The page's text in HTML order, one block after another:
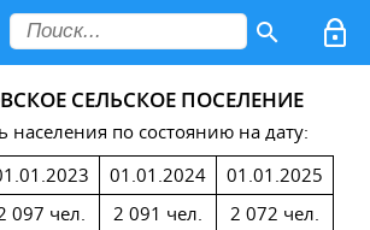
СЕЛЬСКОЕ ПОСЕЛЕНИЕ
населения по состоянию на дату:
097 чел.
01.01.2024
2 091 чел.
01.01.2025
2 072 чел.